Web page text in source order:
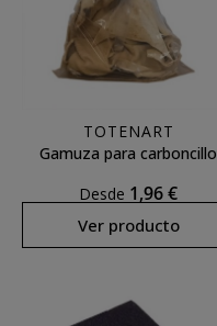
TOTENART
Gamuza para carboncillo
Desde 1,96 €
Ver producto